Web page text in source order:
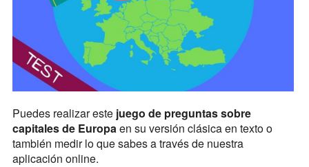
Puedes realizar este juego de preguntas sobre
capitales de Europaen su versión clásica en texto o
también medir lo que sabes a través de nuestra
aplicación online.